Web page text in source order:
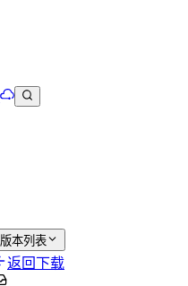
版本列表
返回下载